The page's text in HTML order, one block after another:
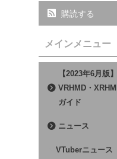
購読する
メインメニュー
【2023年6月版
VRHMD・
ガイド
ニュース
VTuberニュース